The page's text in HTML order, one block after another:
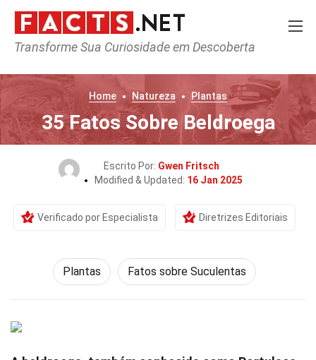
Transforme Sua Curiosidade em Descoberta
Home Natureza Plantas
35 Fatos Sobre Beldroega
Escrito Por: Gwen Fritsch
Modified & Updated: 16 Jan 2025
Verificado por Especialista Diretrizes Editoriais
Plantas Fatos sobre Suculentas